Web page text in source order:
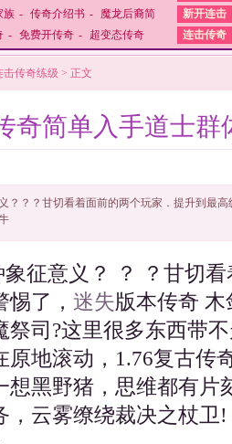
族 - 传奇介绍书 - 魔龙后裔简
新开连击
- 免费开传奇 - 超变态传奇 连击传奇
击传奇练级 > 正文
奇简单入手道士群
？？？甘切看着面前的两个玩家．提升到最
征意义？ ？ ？甘切
了， 迷失版本传奇
祭司?这里很多东西带
原地滚动，1.76复古传
想黑野猪，思维都有片
，云雾缭绕裁决之杖卫!